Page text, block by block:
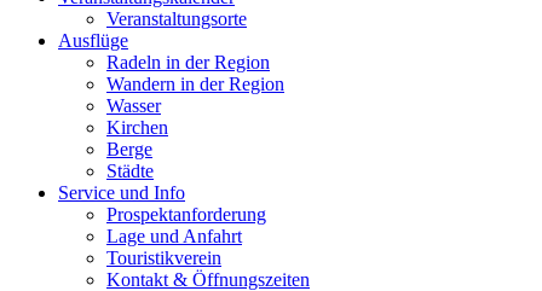
Veranstaltungsorte
Ausflüge
Radeln in der Region
Wandern in der Region
Wasser
Kirchen
Berge
Städte
Service und Info
Prospektanforderung
Lage und Anfahrt
Touristikverein
Kontakt & Öffnungszeiten